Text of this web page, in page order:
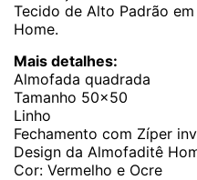
Tecido de Alto Padrão
Home.
Mais detalhes:
Almofada quadrada
Tamanho 50×50
Linho
Fechamento com Zíper
Design da Almofaditê
Cor: Vermelho e Ocre